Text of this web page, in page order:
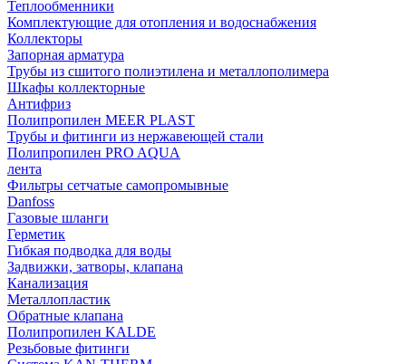
Теплообменники
Комплектующие для отопления и водоснабжения
Коллекторы
Запорная арматура
Трубы из сшитого полиэтилена и металлополимера
Шкафы коллекторные
Антифриз
Полипропилен MEER PLAST
Трубы и фитинги из нержавеющей стали
Полипропилен PRO AQUA
лента
Фильтры сетчатые самопромывные
Danfoss
Газовые шланги
Герметик
Гибкая подводка для воды
Задвижки, затворы, клапана
Канализация
Металлопластик
Обратные клапана
Полипропилен KALDE
Резьбовые фитинги